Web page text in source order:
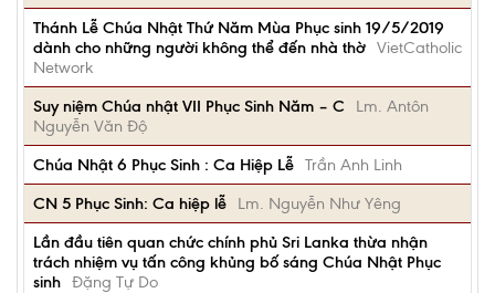
Thánh Lễ Chúa Nhật Thứ Năm Mùa Phục sinh 19/5/2019
dành cho những người không thể đến nhà thờ VietCatholic
Network
Suy niệm Chúa nhật VII Phục Sinh Năm – C
Lm. Antôn
Nguyễn Văn Độ
Chúa Nhật 6 Phục Sinh : Ca Hiệp Lễ Trần Anh Linh
CN 5 Phục Sinh: Ca hiệp lễ
Lm. Nguyễn Như Yêng
Lần đầu tiên quan chức chính phủ Sri Lanka thừa nhận
trách nhiệm vụ tấn công khủng bố sáng Chúa Nhật Phục
sinh Đặng Tự Do